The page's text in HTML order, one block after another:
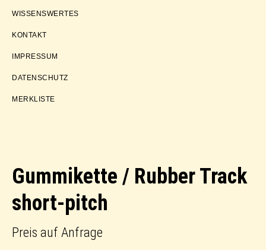
WISSENSWERTES
KONTAKT
IMPRESSUM
DATENSCHUTZ
MERKLISTE
Gummikette / Rubber Track
short-pitch
Preis auf Anfrage